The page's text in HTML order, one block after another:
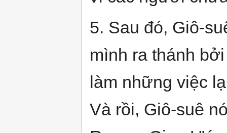
5. Sau đó, Giô-
mình ra thánh
làm những việc
Và rồi, Giô-suê